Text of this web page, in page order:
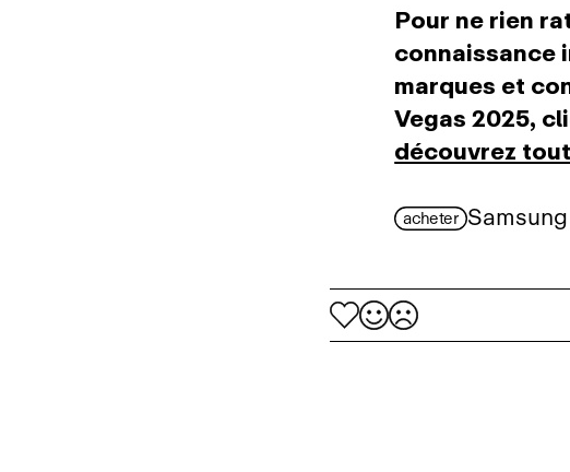
Pour ne rien
connaissance
marques et
Vegas 2025,
découvrez
acheter